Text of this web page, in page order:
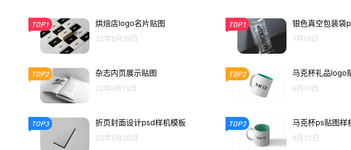
TOP1 烘焙店logo名片贴图
23年8月29日
TOP2 杂志内页展示贴图
22年9月15日
TOP3 折页封面设计psd样机模板
23年5月20日
TOP1 银色真空包装袋
7月19日
TOP2 马克杯礼品logo
6月16日
TOP3 马克杯ps贴图样
6月13日